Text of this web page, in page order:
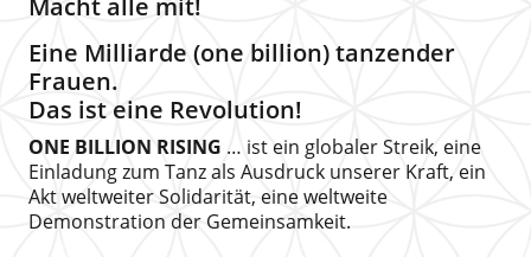
Macht alle mit!
Eine Milliarde (one billion) tanzender
Frauen.
Das ist eine Revolution!
ONE BILLION RISING … ist ein globaler Streik, eine
Einladung zum Tanz als Ausdruck unserer Kraft, ein
Akt weltweiter Solidarität, eine weltweite
Demonstration der Gemeinsamkeit.